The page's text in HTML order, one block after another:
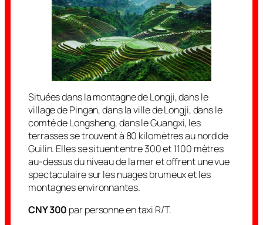
Situées dans la montagne de Longji, dans le
village de Pingan, dans la ville de Longji, dans le
comté de Longsheng, dans le Guangxi, les
terrasses se trouvent à 80 kilomètres au nord de
Guilin. Elles se situent entre 300 et 1100 mètres
au-dessus du niveau de la mer et offrent une vue
spectaculaire sur les nuages brumeux et les
montagnes environnantes.
CNY 300 par personne en taxi R/T.